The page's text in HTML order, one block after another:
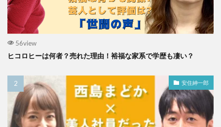
56view
ヒコロヒーは何者？売れた理由！裕福な家系で学歴も凄い？
安住紳一郎